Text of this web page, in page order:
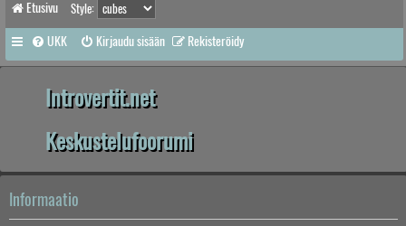
Etusivu Style:
UKK Kirjaudu sisään Rekisteröidy
Introvertit.net
Keskustelufoorumi
Informaatio